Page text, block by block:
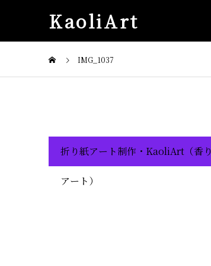
KaoliArt
IMG_1037
折り紙アート制作・KaoliArt（香り
アート）